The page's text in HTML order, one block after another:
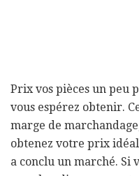
Prix ​​vos pièces un peu
vous espérez obtenir.
marge de
obtenez votre prix
a conclu un marché. Si